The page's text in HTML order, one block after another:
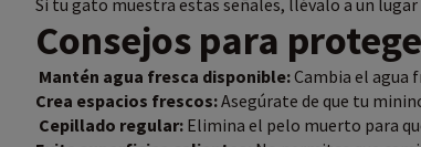
Si tu gato muestra estas señales, llévalo a un
Consejos para
Mantén agua fresca disponible:Cambia el agua
Crea espacios frescos:Asegúrate de que tu
Cepillado regular: Elimina el pelo muerto para